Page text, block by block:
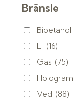
Bränsle
Bioetanol
El (16)
Gas (75)
Hologram
Ved (88)